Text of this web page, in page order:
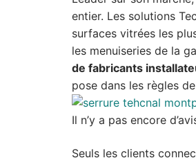
entier. Les solutions
surfaces vitrées les
les menuiseries de la
de fabricants
pose dans les règles de
Il n’y a pas encore
Seuls les clients